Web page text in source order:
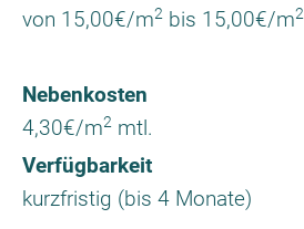
von 15,00€/m2 bis 15,00€/m2
Nebenkosten
4,30€/m2 mtl.
Verfügbarkeit
kurzfristig (bis 4 Monate)